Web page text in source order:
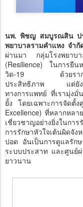
นพ. พิชญ สมบูรณสิน ปร
พยาบาลรามคำแหง จำ
ผ่านมา กลุ่มโรงพยาบา
(Resilience) ในการยืน
วิด-19 ด้วยรากฐานที่
ประสิทธิภาพ แต่ยังสา
ทางการแพทย์ ที่เรามุ่งมั่
ยั้ง โดยเฉพาะการจัดตั้
Excellence) ที่หลากหล
เชี่ยวชาญอย่างยิ่งในกา
การรักษาหัวใจเต้นผิดจั
ปอด อันเป็นการดูแลรัก
ระบบประสาท และศูนย์
ยาวนาน